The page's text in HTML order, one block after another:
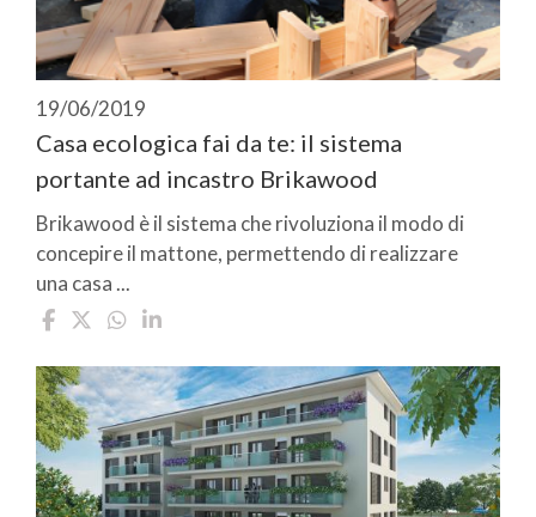
19/06/2019
Casa ecologica fai da te: il sistema
portante ad incastro Brikawood
Brikawood è il sistema che rivoluziona il modo di
concepire il mattone, permettendo di realizzare
una casa ...